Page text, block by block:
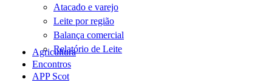
Atacado e varejo
Leite por região
Balança comercial
Relatório de Leite
Agricultura
Encontros
APP Scot